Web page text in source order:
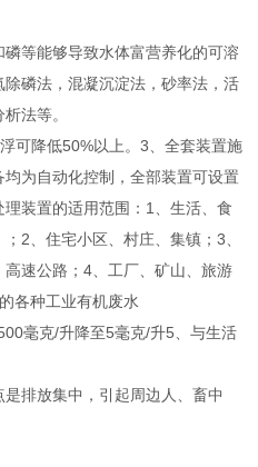
等能够导致水体富营养化的可溶
磷法，混凝沉淀法，砂率法，活
法等。
降低50%以上。3、全套装置施
为自动化控制，全部装置可设置
装置的适用范围：1、生活、食
2、住宅小区、村庄、集镇；3、
速公路；4、工厂、矿山、旅游
各种工业有机废水
毫克/升降至5毫克/升5、与生活
排放集中，引起周边人、畜中